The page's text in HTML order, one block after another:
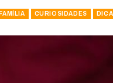
CURIOSIDADES